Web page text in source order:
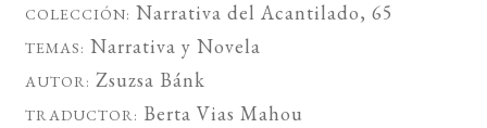
COLECCIÓN: Narrativa del Acantilado, 65
TEMAS: Narrativa y Novela
AUTOR: Zsuzsa Bánk
TRADUCTOR: Berta Vias Mahou